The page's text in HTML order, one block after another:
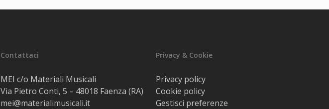
Contattaci
MEI c/o Materiali Musicali
Via Pietro Conti, 5 – 48018 Faenza (RA)
mei@materialimusicali.it
Privacy & Cookie
Privacy policy
Cookie policy
Gestisci preferenze